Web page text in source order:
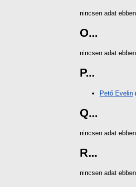
nincsen adat
O...
nincsen adat
P...
Pető Evelin
Q...
nincsen adat
R...
nincsen adat